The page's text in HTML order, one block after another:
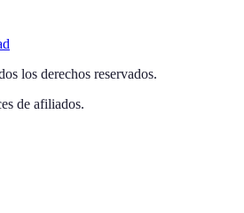
los derechos reservados.
de afiliados.